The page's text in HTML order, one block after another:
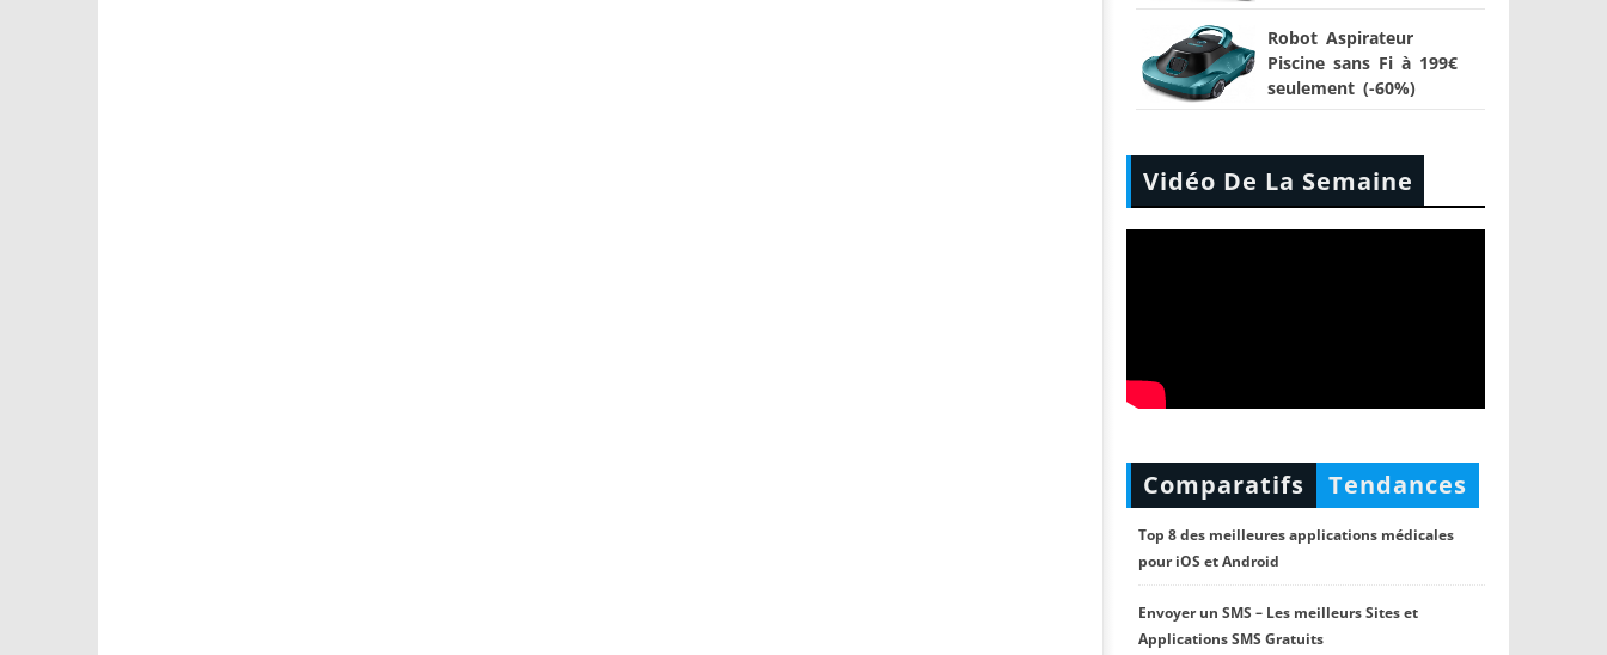
Robot Aspirateur
Piscine sans Fi à 199€
seulement (-60%)
Vidéo De La Semaine
Comparatifs Tendances
Top 8 des meilleures applications médicales
pour iOS et Android
Envoyer un SMS – Les meilleurs Sites et
Applications SMS Gratuits